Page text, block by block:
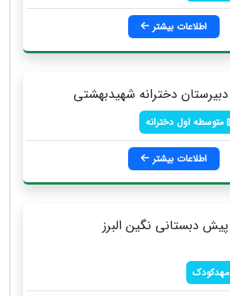
اطلاعات بیشتر
دبیرستان دخترانه شهیدبهشتی
متوسطه اول دخترانه
اطلاعات بیشتر
پیش دبستانی نگین البرز
مهدکودک